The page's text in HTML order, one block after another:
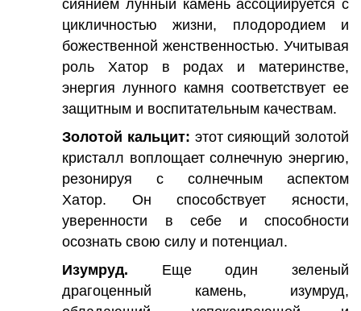
сиянием лунный камень ассоциируется с
цикличностью жизни, плодородием и
божественной женственностью. Учитывая
роль Хатор в родах и материнстве,
энергия лунного камня соответствует ее
защитным и воспитательным качествам.
Золотой кальцит: этот сияющий золотой
кристалл воплощает солнечную энергию,
резонируя с солнечным аспектом
Хатор. Он способствует ясности,
уверенности в себе и способности
осознать свою силу и потенциал.
Изумруд. Еще один зеленый
драгоценный камень, изумруд,